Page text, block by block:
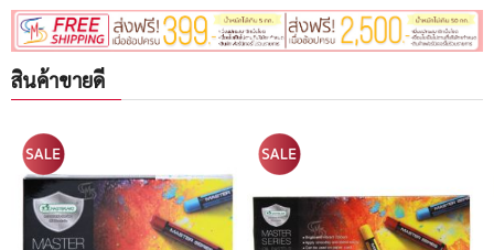
สินค้าขายดี